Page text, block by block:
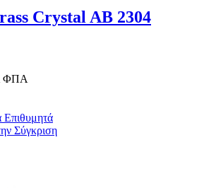
Crystal AB 2304
ΦΠΑ
Σύγκριση